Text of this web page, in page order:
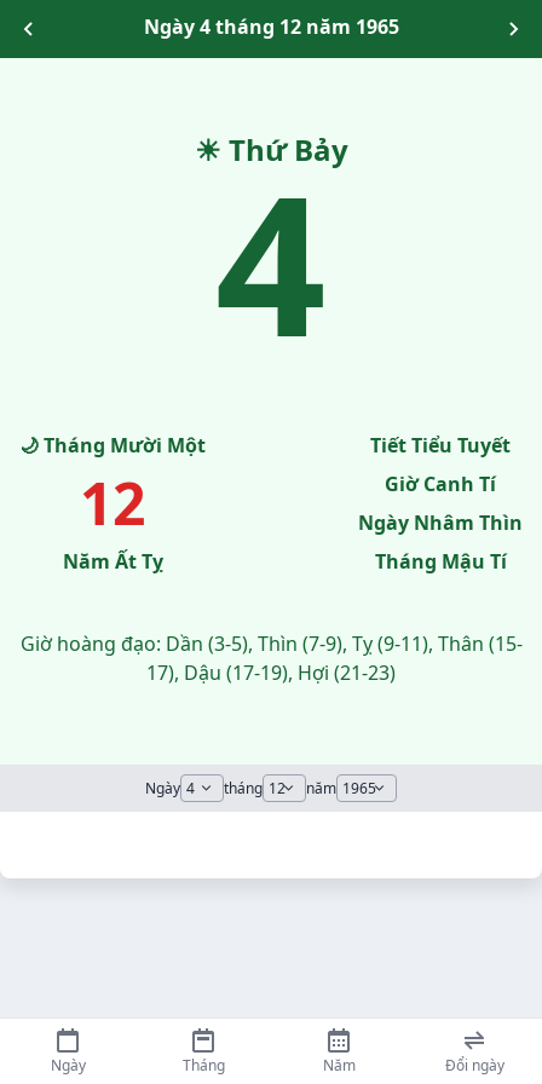
Ngày 4 tháng 12 năm 1965
☀ Thứ Bảy
4
🌙 Tháng Mười Một
12
Năm Ất Tỵ
Tiết Tiểu Tuyết
Giờ Canh Tí
Ngày Nhâm Thìn
Tháng Mậu Tí
Giờ hoàng đạo: Dần (3-5), Thìn (7-9), Tỵ (9-11), Thân (15-
17), Dậu (17-19), Hợi (21-23)
Ngày tháng năm
Ngày Tháng Năm Đổi ngày